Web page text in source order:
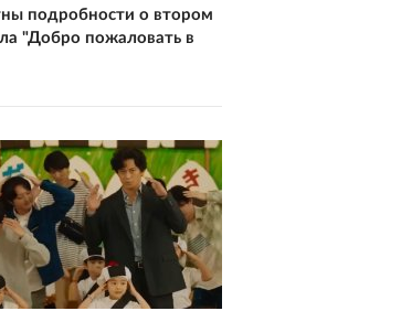
подробности о втором
"Добро пожаловать в